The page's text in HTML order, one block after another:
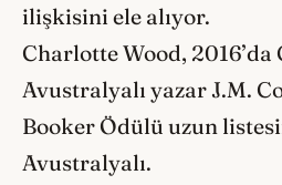
ilişkisini ele alıyor.
Charlotte Wood,
Avustralyalı yazar J.M.
Booker Ödülü uzun
Avustralyalı.